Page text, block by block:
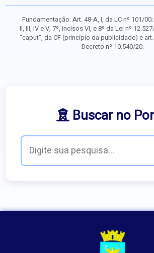
Fundamentação: Art. 48-A, I, da LC nº 101/
II, III, IV e V, 7º, incisos VI, e 8º da Lei nº
“caput”, da CF (princípio da publicidade) e art.
Decreto nº 10.540/20.
Buscar no